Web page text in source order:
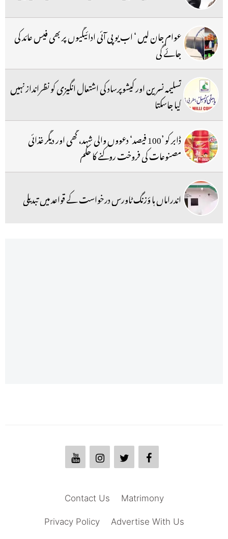
عوام جان لیں ‘ اب یو پی آئی ادائیگیوں پر بھی فیس عائد کی
جائے گی
تسلیمہ نسرین اور کیشوپرساد کی اشتعال انگیزی کو نظرانداز نہیں
کیا جاسکتا
ڈابر کو ’100 فیصد‘ دعووں والی شہد، گھی اور دیگر غذائی
مصنوعات کی فروخت روکنے کا حکم
اندراماں ہا ؤزنگ ٹاورس درخواست کے قواعد میں تبدیلی
Matrimony
Contact Us
Advertise With Us
Privacy Policy